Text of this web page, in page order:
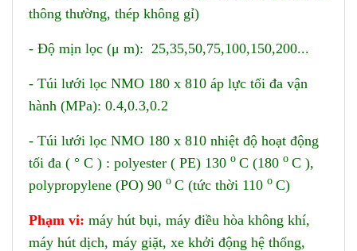
thông thường, thép không gỉ)
- Độ mịn lọc (μ m): 25,35,50,75,100,150,200...
- Túi lưới lọc NMO 180 x 810 áp lực tối đa vận
hành (MPa): 0.4,0.3,0.2
- Túi lưới lọc NMO 180 x 810 nhiệt độ hoạt động
tối đa ( ° C ) : polyester ( PE) 130 o C (180 o C ),
polypropylene (PO) 90 o C (tức thời 110 o C)
Phạm vi: máy hút bụi, máy điều hòa không khí,
máy hút dịch, máy giặt, xe khởi động hệ thống,